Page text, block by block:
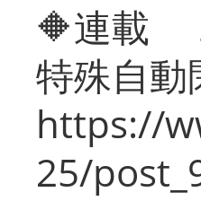
🔶連載
特殊自動
https://
25/